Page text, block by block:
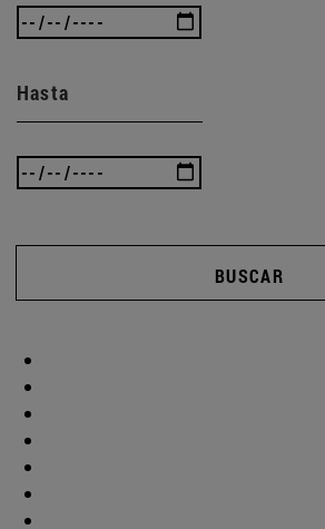
Hasta
BUSCAR